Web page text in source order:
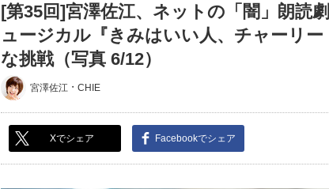
[第35回]宮澤佐江、ネットの「闇」朗読
ュージカル『きみはいい人、チャーリ
な挑戦（写真 6/12）
宮澤佐江 ・ CHIE
Xでシェア Facebookでシェア